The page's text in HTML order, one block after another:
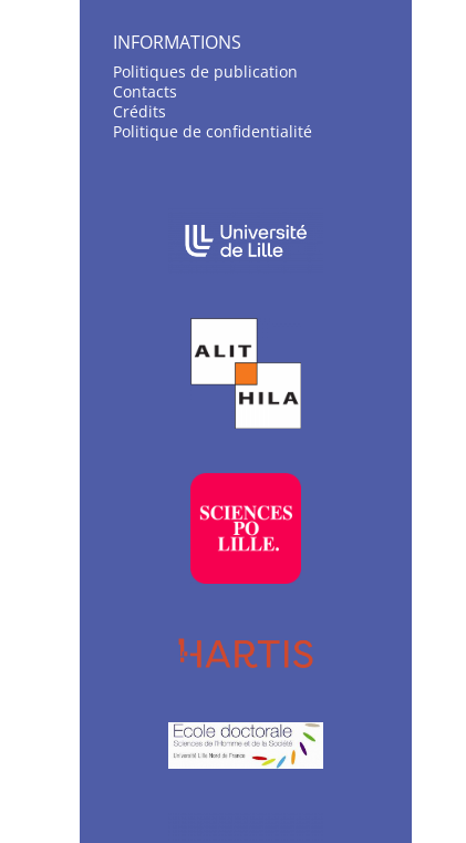
INFORMATIONS
Politiques de publication
Contacts
Crédits
Politique de confidentialité